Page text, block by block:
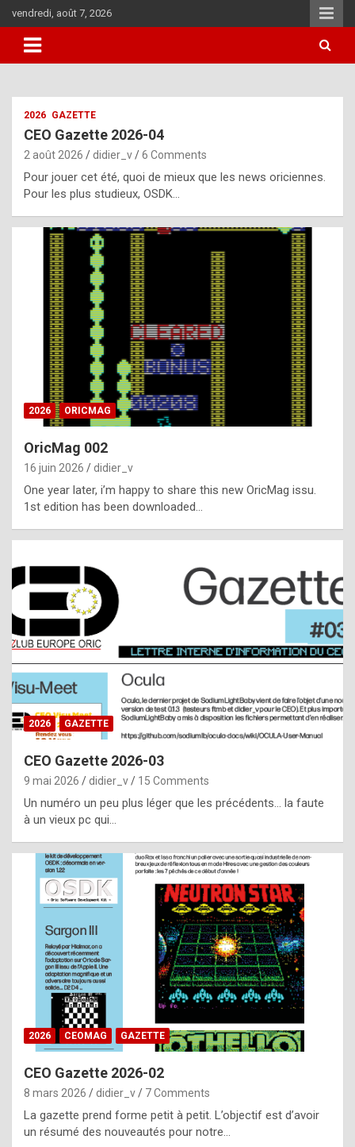
to
content
vendredi, août 7, 2026
i
u
l
y
d
i
ff
i
l
t
t
s
t
a
s
i
e
f
o
m
m
a
y
b
e
b
y
g
e
n
2026 GAZETTE
CEO Gazette 2026-04
2 août 2026 didier_v 6 Comments
Pour jouer cet été, quoi de mieux que les news oriciennes.
Pour les plus studieux, OSDK…
2026 ORICMAG
OricMag 002
16 juin 2026 didier_v
One year later, i’m happy to share this new OricMag issu.
1st edition has been downloaded…
2026 GAZETTE
CEO Gazette 2026-03
9 mai 2026 didier_v 15 Comments
Un numéro un peu plus léger que les précédents… la faute
à un vieux pc qui…
2026 CEOMAG GAZETTE
CEO Gazette 2026-02
8 mars 2026 didier_v 7 Comments
La gazette prend forme petit à petit. L’objectif est d’avoir
un résumé des nouveautés pour notre…